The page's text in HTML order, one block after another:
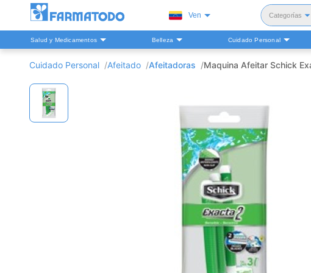
Ven Categorías
Todas
Hogar Mascota
Salud y Medicamentos Belleza Cuidado Personal
Cuidado Personal Afeitado Afeitadoras Maquina Afeitar Schick